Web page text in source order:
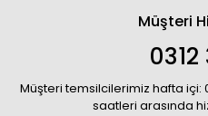
Müşteri
0312
Müşteri temsilcilerimiz hafta içi:
saatleri arasında